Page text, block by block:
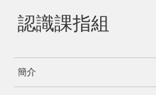
認識課指組
簡介